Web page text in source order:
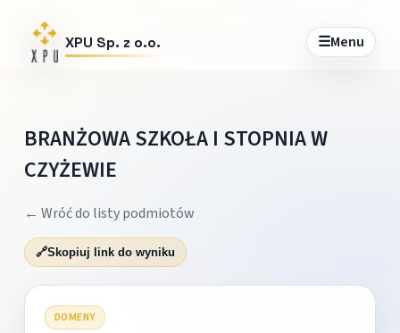
XPU Sp. z o.o. ☰Menu
BRANŻOWA SZKOŁA I STOPNIA W
CZYŻEWIE
← Wróć do listy podmiotów
🔗Skopiuj link do wyniku
DOMENY